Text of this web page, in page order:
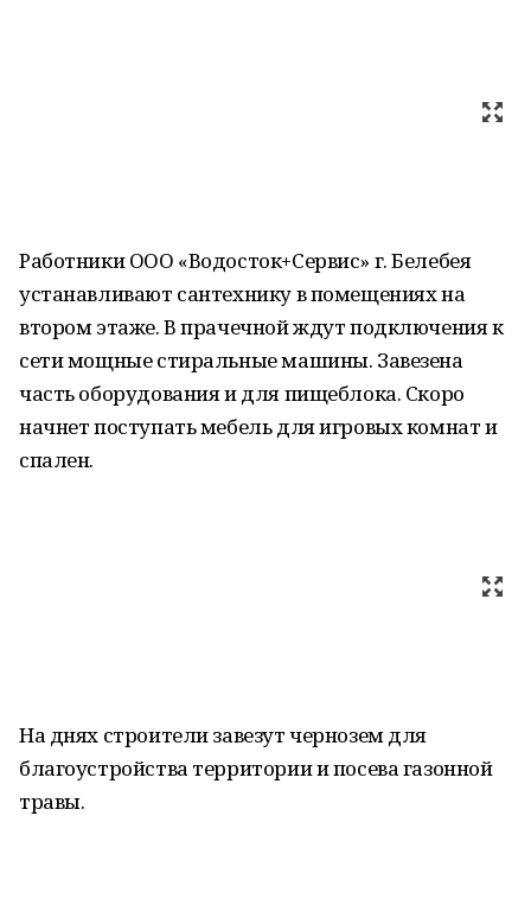
Работники ООО «Водосток+Сервис» г. Белебея
устанавливают сантехнику в помещениях на
втором этаже. В прачечной ждут подключения к
сети мощные стиральные машины. Завезена
часть оборудования и для пищеблока. Скоро
начнет поступать мебель для игровых комнат и
спален.
На днях строители завезут чернозем для
благоустройства территории и посева газонной
травы.